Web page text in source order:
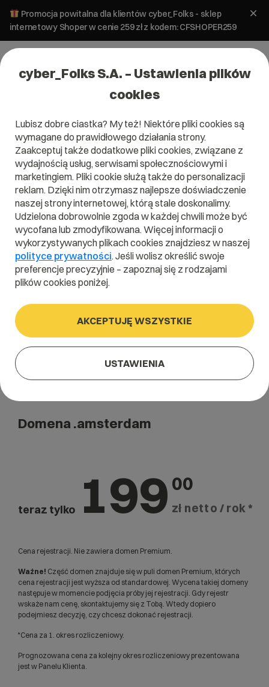
Promocja powitalna dla klientów cyber_Folks - sklep
internetowy Shoper w cenie 259 zł z kodem: CFSHOPER259
Domena .amsterdam
Pokaż, gdzie można Cię znaleźć
.amsterdam
Szukaj
Domena .amsterdam
teraz tylko 199 00
zł netto / rok *
Cena rejestracji. Nie zawiera domen Premium.
Ważne! Część domen znajduje się w puli domen Premium, których
cena rejestracji jest wyższa od standardowej. Wycena takiej domeny
następuje w momencie podjęcia próby jej rejestracji. Gdy rejestr
wskaże nam cenę, skontaktujemy się z Tobą. Wtedy dopiero
podejmiesz decyzję, czy chcesz dokonać rejestracji.
*Cena za 1. okres rozliczeniowy.
Prognozowana cena za kolejny okres rozliczeniowy prezentowana
jest w Panelu Klienta.
cyber_Folks S.A. – Ustawienia plików
cookies
Lubisz dobre ciastka? My też! Niektóre pliki cookies są
wymagane do prawidłowego działania strony.
Zaakceptuj także dodatkowe pliki cookies, związane z
wydajnością usług, serwisami społecznościowymi i
marketingiem. Pliki cookie służą także do personalizacji
reklam. Dzięki nim otrzymasz najlepsze doświadczenie
naszej strony internetowej, którą stale doskonalimy.
Udzielona dobrowolnie zgoda w każdej chwili może być
wycofana lub zmodyfikowana. Więcej informacji o
wykorzystywanych plikach cookies znajdziesz w naszej
polityce prywatności. Jeśli wolisz określić swoje
preferencje precyzyjnie – zapoznaj się z rodzajami
plików cookies poniżej.
AKCEPTUJĘ WSZYSTKIE
USTAWIENIA